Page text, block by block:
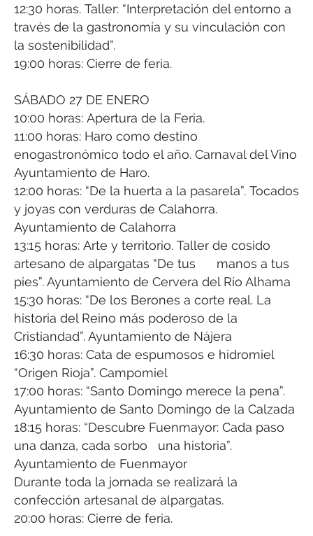
12:30 horas. Taller: “Interpretación del entorno a
través de la gastronomía y su vinculación con
la sostenibilidad”.
19:00 horas: Cierre de feria.
SÁBADO 27 DE ENERO
10:00 horas: Apertura de la Feria.
11:00 horas: Haro como destino
enogastronómico todo el año. Carnaval del Vino
Ayuntamiento de Haro.
12:00 horas: “De la huerta a la pasarela”. Tocados
y joyas con verduras de Calahorra.
Ayuntamiento de Calahorra
13:15 horas: Arte y territorio. Taller de cosido
artesano de alpargatas “De tus manos a tus
pies”. Ayuntamiento de Cervera del Río Alhama
15:30 horas: “De los Berones a corte real. La
historia del Reino más poderoso de la
Cristiandad”. Ayuntamiento de Nájera
16:30 horas: Cata de espumosos e hidromiel
“Origen Rioja”. Campomiel
17:00 horas: “Santo Domingo merece la pena”.
Ayuntamiento de Santo Domingo de la Calzada
18:15 horas: “Descubre Fuenmayor: Cada paso
una danza, cada sorbo una historia”.
Ayuntamiento de Fuenmayor
Durante toda la jornada se realizará la
confección artesanal de alpargatas.
20:00 horas: Cierre de feria.